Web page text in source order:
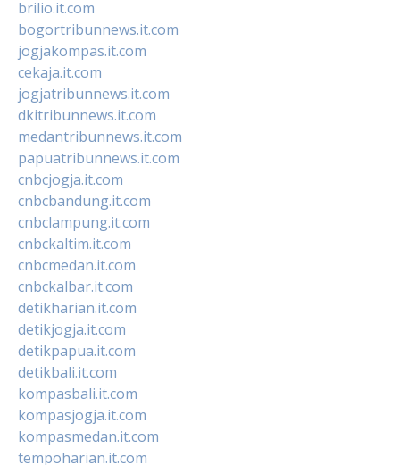
brilio.it.com
bogortribunnews.it.com
jogjakompas.it.com
cekaja.it.com
jogjatribunnews.it.com
dkitribunnews.it.com
medantribunnews.it.com
papuatribunnews.it.com
cnbcjogja.it.com
cnbcbandung.it.com
cnbclampung.it.com
cnbckaltim.it.com
cnbcmedan.it.com
cnbckalbar.it.com
detikharian.it.com
detikjogja.it.com
detikpapua.it.com
detikbali.it.com
kompasbali.it.com
kompasjogja.it.com
kompasmedan.it.com
tempoharian.it.com